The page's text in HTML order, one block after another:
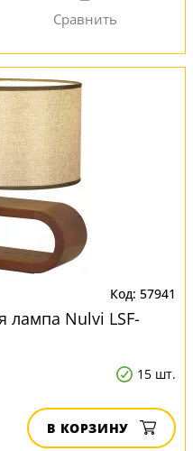
57941
лампа Nulvi LSF-
15 шт.
В КОРЗИНУ